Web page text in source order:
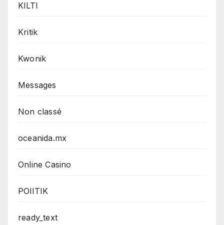
KILTI
Kritik
Kwonik
Messages
Non classé
oceanida.mx
Online Casino
POlITIK
ready_text